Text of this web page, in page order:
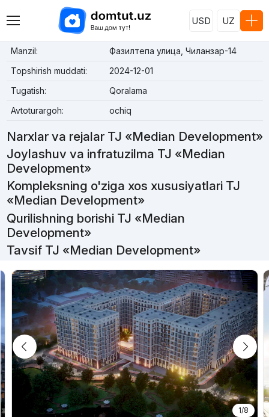
USD UZ
Manzil:
Фазилтепа улица, Чиланзар-14
Topshirish muddati:
2024-12-01
Tugatish:
Qoralama
Avtoturargoh:
ochiq
Narxlar va rejalar TJ «Median Development»
Joylashuv va infratuzilma TJ «Median
Development»
Kompleksning o'ziga xos xususiyatlari TJ
«Median Development»
Qurilishning borishi TJ «Median
Development»
Tavsif TJ «Median Development»
1/8